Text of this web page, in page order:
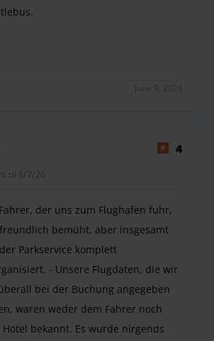
June 9, 2026
4
til 6/7/26
der uns zum Flughafen fuhr,
bemüht, aber insgesamt
Parkservice komplett
- Unsere Flugdaten, die wir
bei der Buchung angegeben
waren weder dem Fahrer noch
Hotel bekannt. Es wurde nirgends